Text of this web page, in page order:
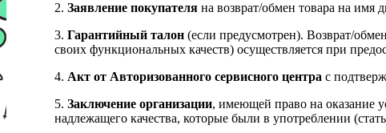
2. Заявление покупателя на возврат/обмен товара на имя
3. Гарантийный талон (если предусмотрен). Возврат/
своих функциональных качеств) осуществляется при
4. Акт от Авторизованного сервисного центра с
5. Заключение организации, имеющей право на оказание
надлежащего качества, которые были в употреблении